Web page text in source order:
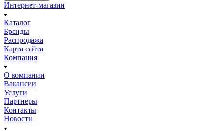
Интернет-магазин
Каталог
Бренды
Распродажа
Карта сайта
Компания
О компании
Вакансии
Услуги
Партнеры
Контакты
Новости